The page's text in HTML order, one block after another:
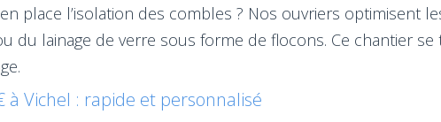
place l’isolation des combles ? Nos ouvriers optimisent
du lainage de verre sous forme de flocons. Ce chantier
à Vichel : rapide et personnalisé